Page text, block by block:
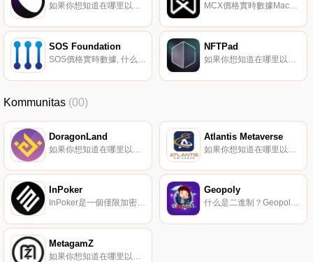
如果你想知道在哪里以當前價格購買NextEarth,目前交易{NextEarth]股票的頂級加密貨幣交易所是MEXC、Uniswap（V3）（多邊形）、QuickSwap和SushiSwap（多邊形）。您可以在我們的加密貨幣交易所頁面上找到其他列表. MCX價格實時數據Machi X自稱是藝術家和贊助人的集體,策劃和交易數字藝術。
SOS Foundation
SOS價格實時數據, 什么是SOS？SOS項目是一個分散的、社區驅動的公用事業代幣,致力于支持人道主義計劃、保護創意藝術社區和保護我們星球的環境資源.
NFTPad
如果你想知道在哪里以當前價格購買NFTPad,目前交易{NFTPad]股票的頂級加密貨幣交易所是PancakeSwap（V2）。您可以在我們的加密貨幣交易所頁面上找到其他列表.
Kommunitas (00)
DoragonLand Atlantis Metaverse
InPoker
InPoker是一個僅限加密撲克的授權平臺,具有可選的NFT會員資格,通過利用最佳尖端技術使在線撲克體驗現代化.
Geopoly
什么是二進制？Geopoly是一個經濟的地理定位模擬器,允許用戶在世界各地租賃、購買、升級和出售真實的企業。目前可在Android中使用（iOS和Desktop即將推出）,它基于現實世界中的數據在兩個不同的層中交互,創造了一種有趣和創新的體驗：on和OFF Chain層.
MetagamZ
如果你想知道在哪里以當前價格購買MetagamZ,目前交易{MetagamZ]股票的頂級加密貨幣交易所是Gate.io和Trader Joe（雪崩）。您可以在我們的加密貨幣交易所頁面上找到其他列表.